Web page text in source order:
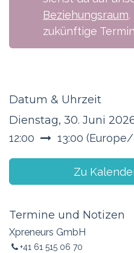
Beziehungsraum
zukünftige
Datum & Uhrzeit
Dienstag, 30. Juni
12:00 13:00 (
Zu
Termine und Notizen
Xpreneurs GmbH
+41 61 515 06 70